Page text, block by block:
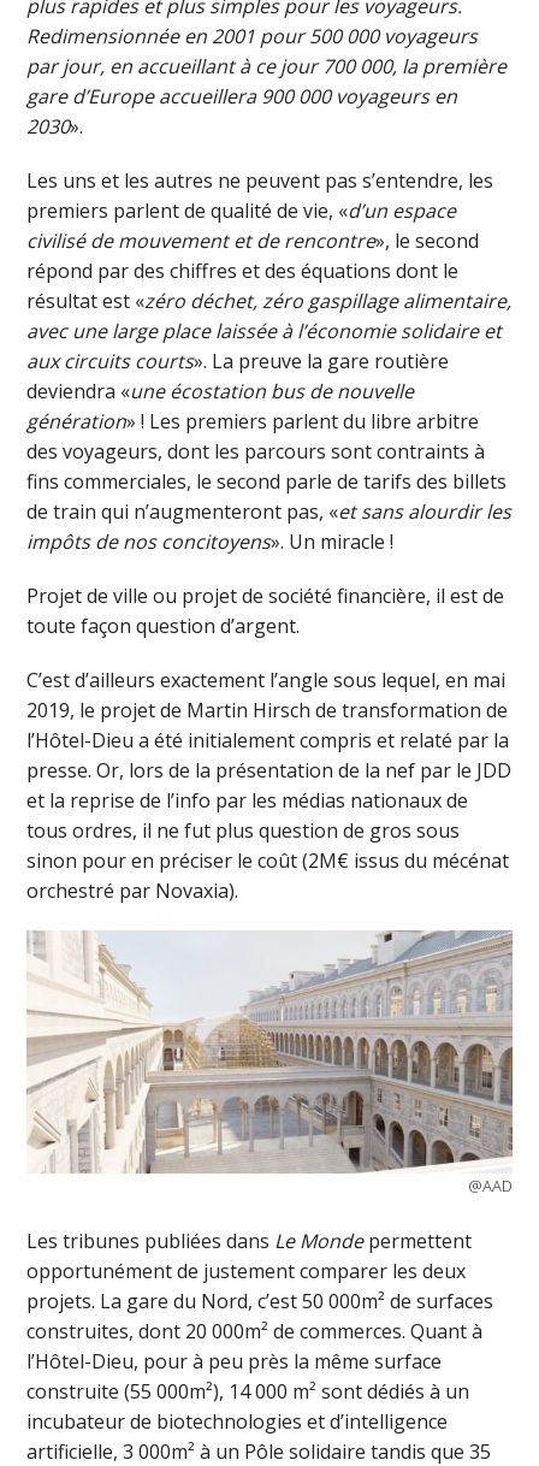
plus rapides et plus simples pour les voyageurs.
Redimensionnée en 2001 pour 500 000 voyageurs
par jour, en accueillant à ce jour 700 000, la première
gare d’Europe accueillera 900 000 voyageurs en
2030».
Les uns et les autres ne peuvent pas s’entendre, les
premiers parlent de qualité de vie, «d’un espace
civilisé de mouvement et de rencontre», le second
répond par des chiffres et des équations dont le
résultat est «zéro déchet, zéro gaspillage alimentaire,
avec une large place laissée à l’économie solidaire et
aux circuits courts». La preuve la gare routière
deviendra «une écostation bus de nouvelle
génération» ! Les premiers parlent du libre arbitre
des voyageurs, dont les parcours sont contraints à
fins commerciales, le second parle de tarifs des billets
de train qui n’augmenteront pas, «et sans alourdir les
impôts de nos concitoyens». Un miracle !
Projet de ville ou projet de société financière, il est de
toute façon question d’argent.
C’est d’ailleurs exactement l’angle sous lequel, en mai
2019, le projet de Martin Hirsch de transformation de
l’Hôtel-Dieu a été initialement compris et relaté par la
presse. Or, lors de la présentation de la nef par le JDD
et la reprise de l’info par les médias nationaux de
tous ordres, il ne fut plus question de gros sous
sinon pour en préciser le coût (2M€ issus du mécénat
orchestré par Novaxia).
@AAD
Les tribunes publiées dans Le Mondepermettent
opportunément de justement comparer les deux
projets. La gare du Nord, c’est 50 000m² de surfaces
construites, dont 20 000m² de commerces. Quant à
l’Hôtel-Dieu, pour à peu près la même surface
construite (55 000m²), 14 000 m² sont dédiés à un
incubateur de biotechnologies et d’intelligence
artificielle, 3 000m² à un Pôle solidaire tandis que 35